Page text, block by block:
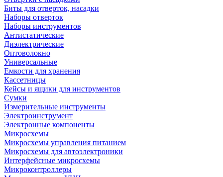
Биты для отверток, насадки
Наборы отверток
Наборы инструментов
Антистатические
Диэлектрические
Оптоволокно
Универсальные
Емкости для хранения
Кассетницы
Кейсы и ящики для инструментов
Сумки
Измерительные инструменты
Электроинструмент
Электронные компоненты
Микросхемы
Микросхемы управления питанием
Микросхемы для автоэлектроники
Интерфейсные микросхемы
Микроконтроллеры